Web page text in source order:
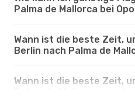
Palma de Mallorca bei
Wann ist die beste Zeit,
Berlin nach Palma de
Wann ist die beste Zeit,